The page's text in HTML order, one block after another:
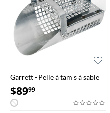
Garrett - Pelle à tamis à sable
en acier inoxydable
$8999